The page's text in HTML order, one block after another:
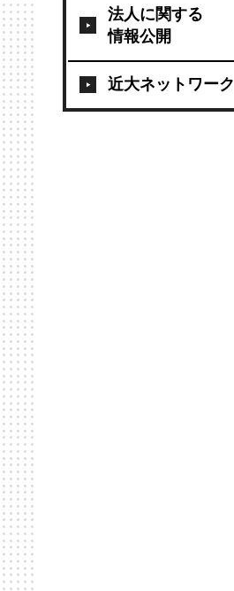
法人に関する
情報公開
近大ネットワーク